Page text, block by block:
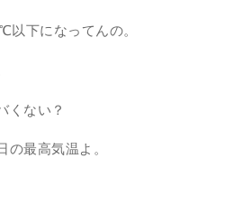
下になってんの。
くない？
の最高気温よ。